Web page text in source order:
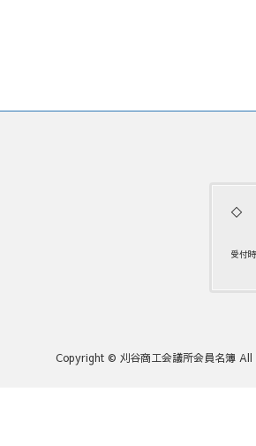
◇
受付
Copyright © 刈谷商工会議所会員名簿 All